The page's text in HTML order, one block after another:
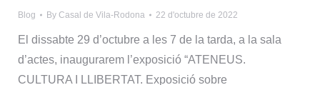
Blog By Casal de Vila-Rodona 22 d'octubre de 2022
El dissabte 29 d’octubre a les 7 de la tarda, a la sala
d’actes, inaugurarem l’exposició “ATENEUS.
CULTURA I LLIBERTAT. Exposició sobre